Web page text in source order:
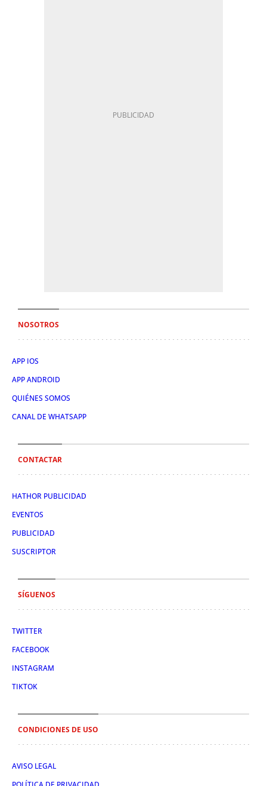
NOSOTROS
APP IOS
APP ANDROID
QUIÉNES SOMOS
CANAL DE WHATSAPP
CONTACTAR
HATHOR PUBLICIDAD
EVENTOS
PUBLICIDAD
SUSCRIPTOR
SÍGUENOS
TWITTER
FACEBOOK
INSTAGRAM
TIKTOK
CONDICIONES DE USO
AVISO LEGAL